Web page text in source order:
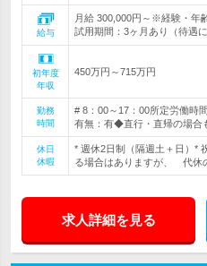
給与
月給 300,000円～※経験・年
試用期間：3ヶ月あり（待遇に
初年度
年収
450万円～715万円
勤務
時間
# 8：00～17：00所定労働時
有無：有◆直行・直帰の場合
休日
休暇
* 週休2日制（隔週土＋日）*
る場合はありますが、 代休
求人詳細を見る